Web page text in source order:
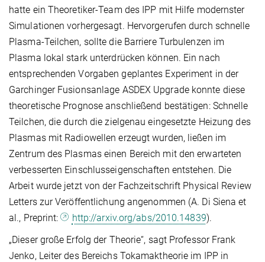
hatte ein Theoretiker-Team des IPP mit Hilfe modernster
Simulationen vorhergesagt. Hervorgerufen durch schnelle
Plasma-Teilchen, sollte die Barriere Turbulenzen im
Plasma lokal stark unterdrücken können. Ein nach
entsprechenden Vorgaben geplantes Experiment in der
Garchinger Fusionsanlage ASDEX Upgrade konnte diese
theoretische Prognose anschließend bestätigen: Schnelle
Teilchen, die durch die zielgenau eingesetzte Heizung des
Plasmas mit Radiowellen erzeugt wurden, ließen im
Zentrum des Plasmas einen Bereich mit den erwarteten
verbesserten Einschlusseigenschaften entstehen. Die
Arbeit wurde jetzt von der Fachzeitschrift Physical Review
Letters zur Veröffentlichung angenommen (A. Di Siena et
al., Preprint:
http://arxiv.org/abs/2010.14839).
„Dieser große Erfolg der Theorie“, sagt Professor Frank
Jenko, Leiter des Bereichs Tokamaktheorie im IPP in